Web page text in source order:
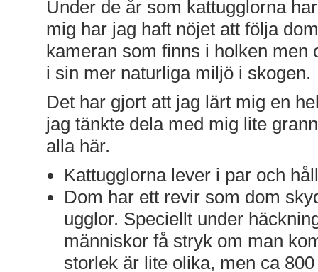
Under de år som kattugglorna
mig har jag haft nöjet att följa
kameran som finns i holken men
i sin mer naturliga miljö i skogen.
Det har gjort att jag lärt mig en
jag tänkte dela med mig lite
alla här.
Kattugglorna lever i par och
Dom har ett revir som dom
ugglor. Speciellt under
människor få stryk om man
storlek är lite olika, men ca